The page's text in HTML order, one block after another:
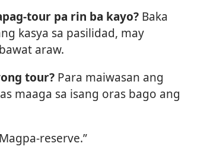
tour pa rin ba kayo? Baka
kasya sa pasilidad, may
araw.
tour? Para maiwasan ang
maaga sa isang oras bago ang
reserve.”